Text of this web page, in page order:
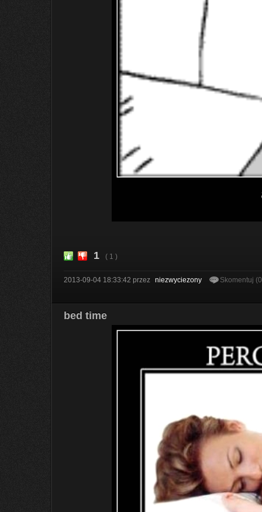
1 ( 1 )
2013-09-04 18:33:42 przez niezwyciezony Skomentuj
bed time